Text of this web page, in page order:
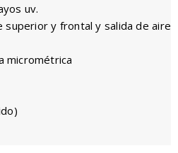
uv.
superior y frontal y salida de aire
micrométrica